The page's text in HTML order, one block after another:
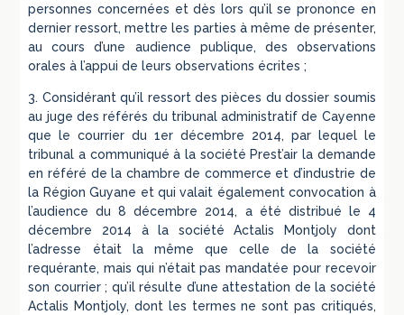
personnes concernées et dès lors qu’il se prononce en
dernier ressort, mettre les parties à même de présenter,
au cours d’une audience publique, des observations
orales à l’appui de leurs observations écrites ;
3. Considérant qu’il ressort des pièces du dossier soumis
au juge des référés du tribunal administratif de Cayenne
que le courrier du 1er décembre 2014, par lequel le
tribunal a communiqué à la société Prest’air la demande
en référé de la chambre de commerce et d’industrie de
la Région Guyane et qui valait également convocation à
l’audience du 8 décembre 2014, a été distribué le 4
décembre 2014 à la société Actalis Montjoly dont
l’adresse était la même que celle de la société
requérante, mais qui n’était pas mandatée pour recevoir
son courrier ; qu’il résulte d’une attestation de la société
Actalis Montjoly, dont les termes ne sont pas critiqués,